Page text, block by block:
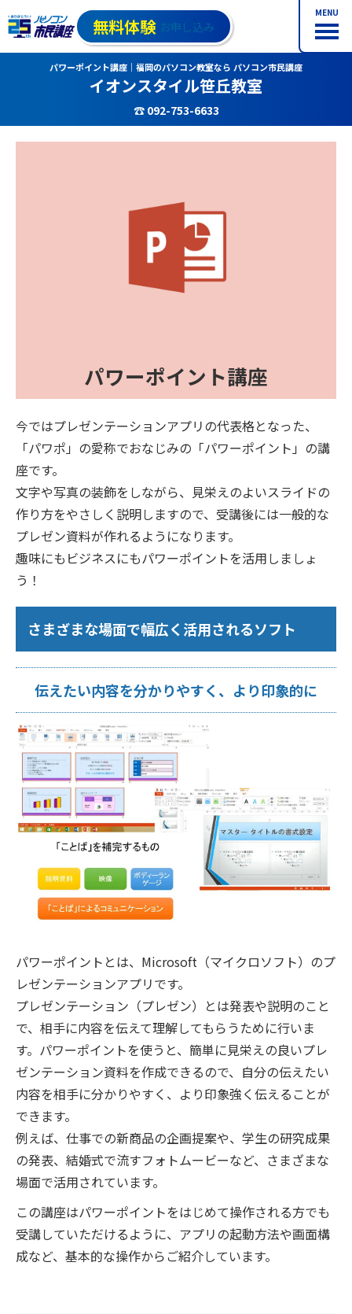
MENU
無料体験 お申し込み
パワーポイント講座｜福岡のパソコン教室なら パソコン市民講座
イオンスタイル笹丘教室
☎ 092-753-6633
パワーポイント講座
今ではプレゼンテーションアプリの代表格となった、
「パワポ」の愛称でおなじみの「パワーポイント」の講
座です。
文字や写真の装飾をしながら、見栄えのよいスライドの
作り方をやさしく説明しますので、受講後には一般的な
プレゼン資料が作れるようになります。
趣味にもビジネスにもパワーポイントを活用しましょ
う！
さまざまな場面で幅広く活用されるソフト
伝えたい内容を分かりやすく、より印象的に
パワーポイントとは、Microsoft（マイクロソフト）のプ
レゼンテーションアプリです。
プレゼンテーション（プレゼン）とは発表や説明のこと
で、相手に内容を伝えて理解してもらうために行いま
す。パワーポイントを使うと、簡単に見栄えの良いプレ
ゼンテーション資料を作成できるので、自分の伝えたい
内容を相手に分かりやすく、より印象強く伝えることが
できます。
例えば、仕事での新商品の企画提案や、学生の研究成果
の発表、結婚式で流すフォトムービーなど、さまざまな
場面で活用されています。
この講座はパワーポイントをはじめて操作される方でも
受講していただけるように、アプリの起動方法や画面構
成など、基本的な操作からご紹介しています。